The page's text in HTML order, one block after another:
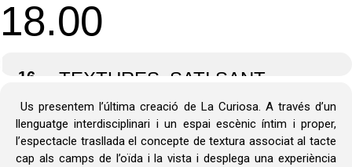
18.00
16
TEXTURES, SAT! SANT
ANDREU TEATRE BCN,
FESTIVAL ELPETIT 16.30 I
18.00
Us presentem l’última creació de La Curiosa. A través d’un
llenguatge interdisciplinari i un espai escènic íntim i proper,
l’espectacle trasllada el concepte de textura associat al tacte
cap als camps de l’oïda i la vista i desplega una experiència